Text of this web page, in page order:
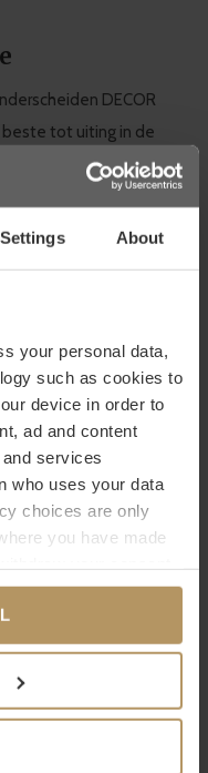
About
your personal data,
such as cookies to
device in order to
ad and content
services
who uses your data
choices are only
you have made
or by clicking on
DECOR
beste tot uiting in de
Walther synoniem
van hoge
of bent u op zoek naar
staat? Neem dan
(livechat, e-mail of
bestellen, het duurt